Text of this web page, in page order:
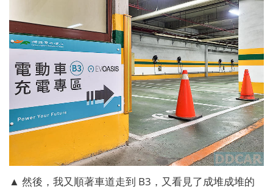
▲ 然後，我又順著車道走到 B3，又看見了成堆成堆的